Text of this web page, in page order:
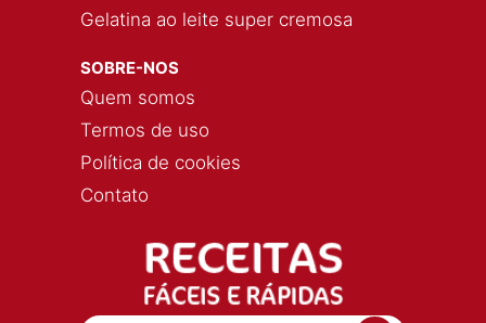
Gelatina ao leite super cremosa
SOBRE-NOS
Quem somos
Termos de uso
Política de cookies
Contato